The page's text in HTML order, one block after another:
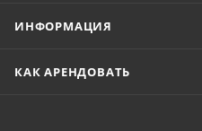
ИНФОРМАЦИЯ
КАК АРЕНДОВАТЬ